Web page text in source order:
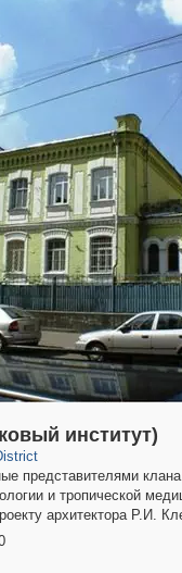
институт)
представителями
и тропической
архитектора Р.И.